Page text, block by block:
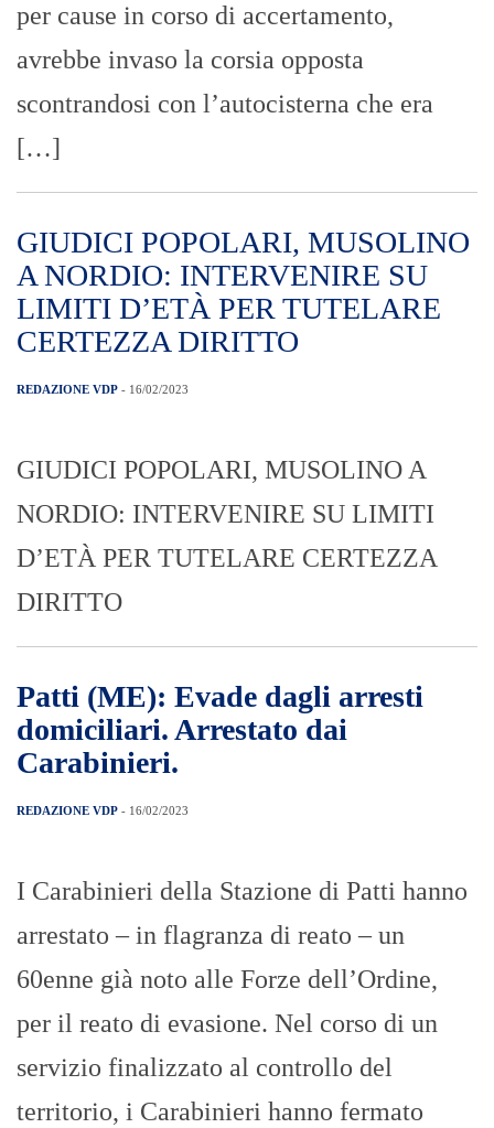
per cause in corso di accertamento,
avrebbe invaso la corsia opposta
scontrandosi con l’autocisterna che era
[…]
GIUDICI POPOLARI, MUSOLINO
A NORDIO: INTERVENIRE SU
LIMITI D’ETÀ PER TUTELARE
CERTEZZA DIRITTO
REDAZIONE VDP - 16/02/2023
GIUDICI POPOLARI, MUSOLINO A
NORDIO: INTERVENIRE SU LIMITI
D’ETÀ PER TUTELARE CERTEZZA
DIRITTO
Patti (ME): Evade dagli arresti
domiciliari. Arrestato dai
Carabinieri.
REDAZIONE VDP - 16/02/2023
I Carabinieri della Stazione di Patti hanno
arrestato – in flagranza di reato – un
60enne già noto alle Forze dell’Ordine,
per il reato di evasione. Nel corso di un
servizio finalizzato al controllo del
territorio, i Carabinieri hanno fermato